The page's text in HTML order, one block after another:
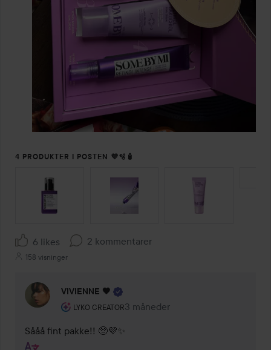
4 PRODUKTER I POSTEN 💜🫧🧴
SPRING OVER SEKTIONEN
6 likes 2 kommentarer
158 visninger
VIVIENNE 🖤
LYKO CREATOR
Brugerens rolle: Lyko Creator.
3 måneder
Kommentaren lades 3 måneder
Sååå fint pakke!! 🥺💜✨